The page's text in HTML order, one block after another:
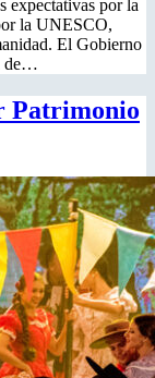
expectativas por la
la UNESCO,
El Gobierno
de…
Patrimonio